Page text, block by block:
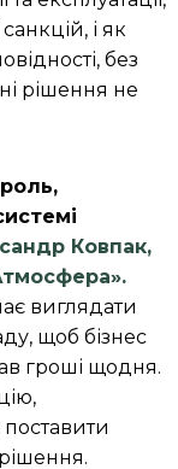
і як
без
рішення не
Ковпак,
виглядати
щоб бізнес
гроші щодня.